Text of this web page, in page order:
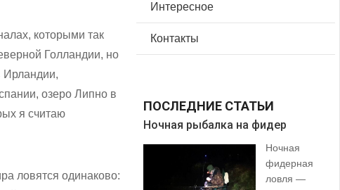
которыми так
Голландии, но
Ирландии,
озеро Липно в
я считаю
ловятся одинаково:
Интересное
Контакты
ПОСЛЕДНИЕ СТАТЬИ
Ночная рыбалка на фидер
Ночная
фидерная
ловля —